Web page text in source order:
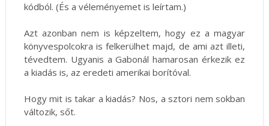
kódból. (És a véleményemet is leírtam.)
Azt azonban nem is képzeltem, hogy ez a magyar
könyvespolcokra is felkerülhet majd, de ami azt illeti,
tévedtem. Ugyanis a Gabonál hamarosan érkezik ez
a kiadás is, az eredeti amerikai borítóval.
Hogy mit is takar a kiadás? Nos, a sztori nem sokban
változik, sőt.